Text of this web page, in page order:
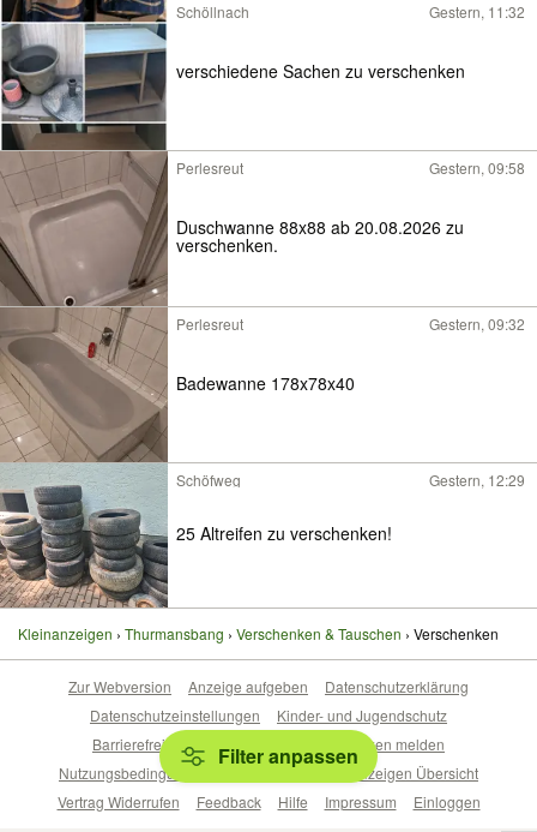
Schöllnach Gestern, 11:32
verschiedene Sachen zu verschenken
Perlesreut Gestern, 09:58
Duschwanne 88x88 ab 20.08.2026 zu
verschenken.
Perlesreut Gestern, 09:32
Badewanne 178x78x40
Schöfweg Gestern, 12:29
25 Altreifen zu verschenken!
Kleinanzeigen Thurmansbang Verschenken & Tauschen Verschenken
Filter anpassen
Zur Webversion Anzeige aufgeben
Datenschutzerklärung
Datenschutzeinstellungen
Kinder- und Jugendschutz
Barrierefreiheitserklärung
Sicherheitslücken melden
Nutzungsbedingungen
Beliebte Suchen
Anzeigen Übersicht
Vertrag Widerrufen
Feedback Hilfe Impressum Einloggen